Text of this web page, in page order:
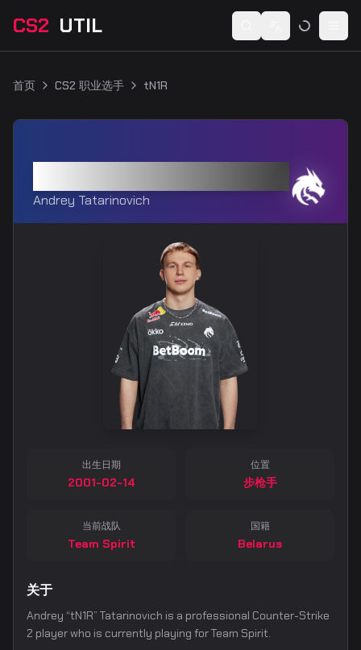
CS2 UTIL Switch language
首页 CS2 职业选手 tN1R
Andrey Tatarinovich
出生日期
2001-02-14
位置
步枪手
当前战队
Team Spirit
国籍
Belarus
关于
Andrey “tN1R” Tatarinovich is a professional Counter-Strike
2 player who is currently playing for Team Spirit.